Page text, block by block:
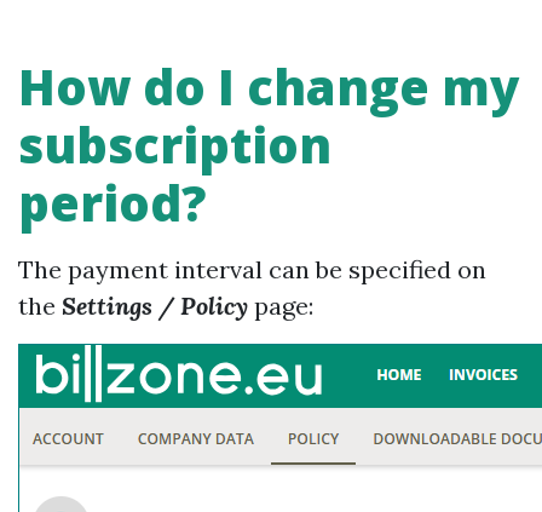
How do I change my
subscription
period?
The payment interval can be specified on
the Settings / Policy page: